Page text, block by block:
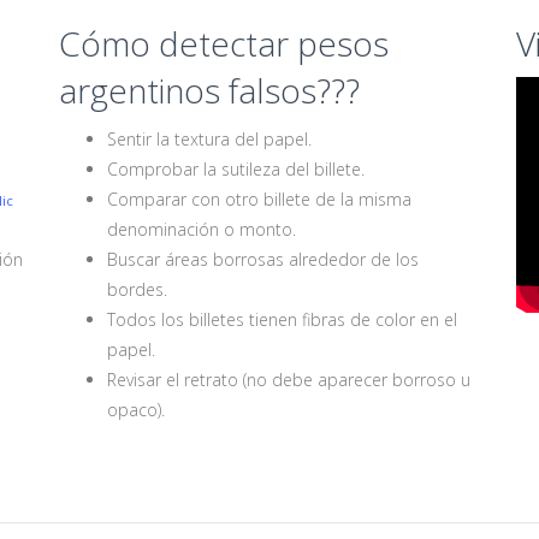
Cómo detectar pesos
argentinos falsos???
Sentir la textura del papel.
Comprobar la sutileza del billete.
Comparar con otro billete de la misma
denominación o monto.
Buscar áreas borrosas alrededor de los
bordes.
Todos los billetes tienen fibras de color en el
papel.
Revisar el retrato (no debe aparecer borroso u
opaco).